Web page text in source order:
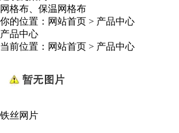
网格布、保温网格布
你的位置： 网站首页 > 产品中心
产品中心
当前位置： 网站首页 > 产品中心
铁丝网片